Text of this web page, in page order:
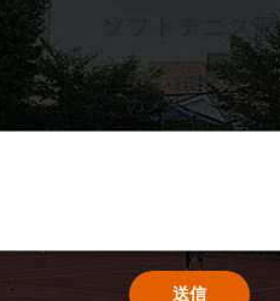
ソフトテニス部
学校・部活へ
のメッセージ